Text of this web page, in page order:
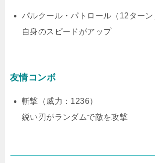
パルクール・パトロール（12ターン
自身のスピードがアップ
友情コンボ
斬撃（威力：1236）
鋭い刃がランダムで敵を攻撃